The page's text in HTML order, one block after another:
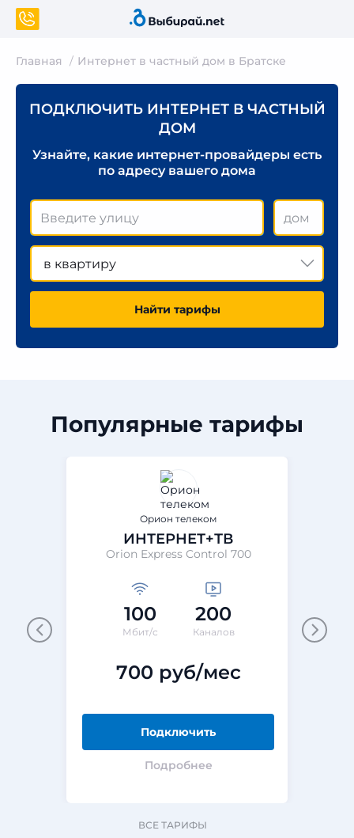
Главная Интернет в частный дом в Братске
ПОДКЛЮЧИТЬ ИНТЕРНЕТ В ЧАСТНЫЙ
ДОМ
Узнайте, какие интернет-провайдеры есть
по адресу вашего дома
в квартиру
Найти тарифы
Популярные тарифы
Орион телеком
ИНТЕРНЕТ+ТВ
Orion Express Control 700
100
Мбит/с
200
Каналов
700 руб/мес
Подключить
Подробнее
ВСЕ ТАРИФЫ